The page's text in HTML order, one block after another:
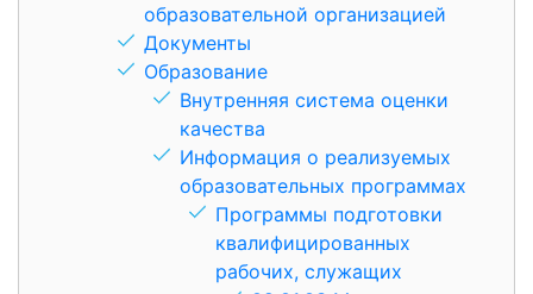
образовательной организацией
Документы
Образование
Внутренняя система оценки
качества
Информация о реализуемых
образовательных программах
Программы подготовки
квалифицированных
рабочих, служащих